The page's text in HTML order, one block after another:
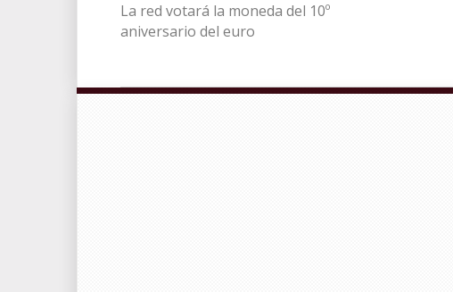
La red votará la moneda del 10º
aniversario del euro